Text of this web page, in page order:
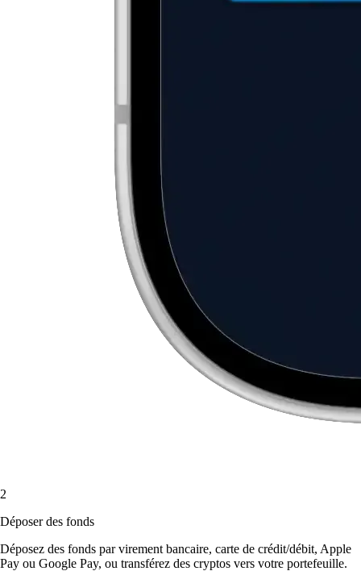
2
Déposer des fonds
Déposez des fonds par virement bancaire, carte de crédit/débit, Apple
Pay ou Google Pay, ou transférez des cryptos vers votre portefeuille.